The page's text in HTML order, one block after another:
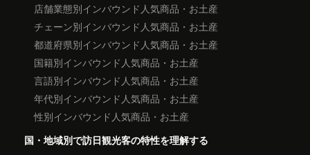
店舗業態別インバウンド人気商品・お土産
チェーン別インバウンド人気商品・お土産
都道府県別インバウンド人気商品・お土産
国籍別インバウンド人気商品・お土産
言語別インバウンド人気商品・お土産
年代別インバウンド人気商品・お土産
性別インバウンド人気商品・お土産
国・地域別で訪日観光客の特性を理解する